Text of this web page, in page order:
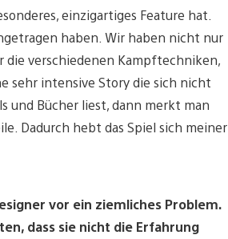
einzigartiges Feature hat.
haben. Wir haben nicht nur
die verschiedenen Kampftechniken,
sehr intensive Story die sich nicht
und Bücher liest, dann merkt man
Dadurch hebt das Spiel sich meiner
vor ein ziemliches Problem.
dass sie nicht die Erfahrung